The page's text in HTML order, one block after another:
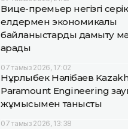
Вице-премьер негізгі
елдермен экономикалық
байланыстарды дамыту
қарады
07 тамыз 2026, 17:02
Нұрлыбек Нәлібаев
Paramount Engineering
жұмысымен танысты
07 тамыз 2026, 13:38